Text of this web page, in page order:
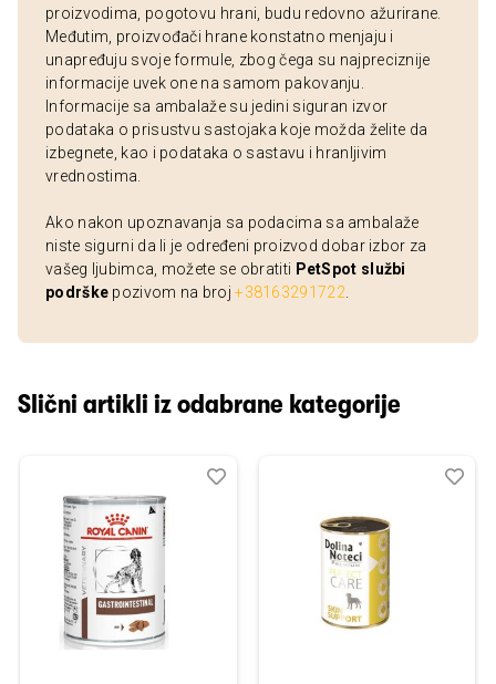
proizvodima, pogotovu hrani, budu redovno ažurirane.
Međutim, proizvođači hrane konstatno menjaju i
unapređuju svoje formule, zbog čega su najpreciznije
informacije uvek one na samom pakovanju.
Informacije sa ambalaže su jedini siguran izvor
podataka o prisustvu sastojaka koje možda želite da
izbegnete, kao i podataka o sastavu i hranljivim
vrednostima.
Ako nakon upoznavanja sa podacima sa ambalaže
niste sigurni da li je određeni proizvod dobar izbor za
vašeg ljubimca, možete se obratiti PetSpot službi
podrške pozivom na broj+38163291722
Slični artikli iz odabrane kategorije
Dodaj
Uporedi